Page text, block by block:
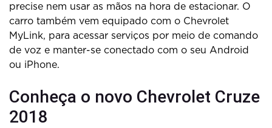
precise nem usar as mãos na hora de estacionar. O
carro também vem equipado com o Chevrolet
MyLink, para acessar serviços por meio de comando
de voz e manter-se conectado com o seu Android
ou iPhone.
Conheça o novo Chevrolet Cruze
2018